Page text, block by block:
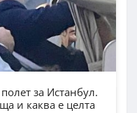
за Истанбул.
и каква е целта